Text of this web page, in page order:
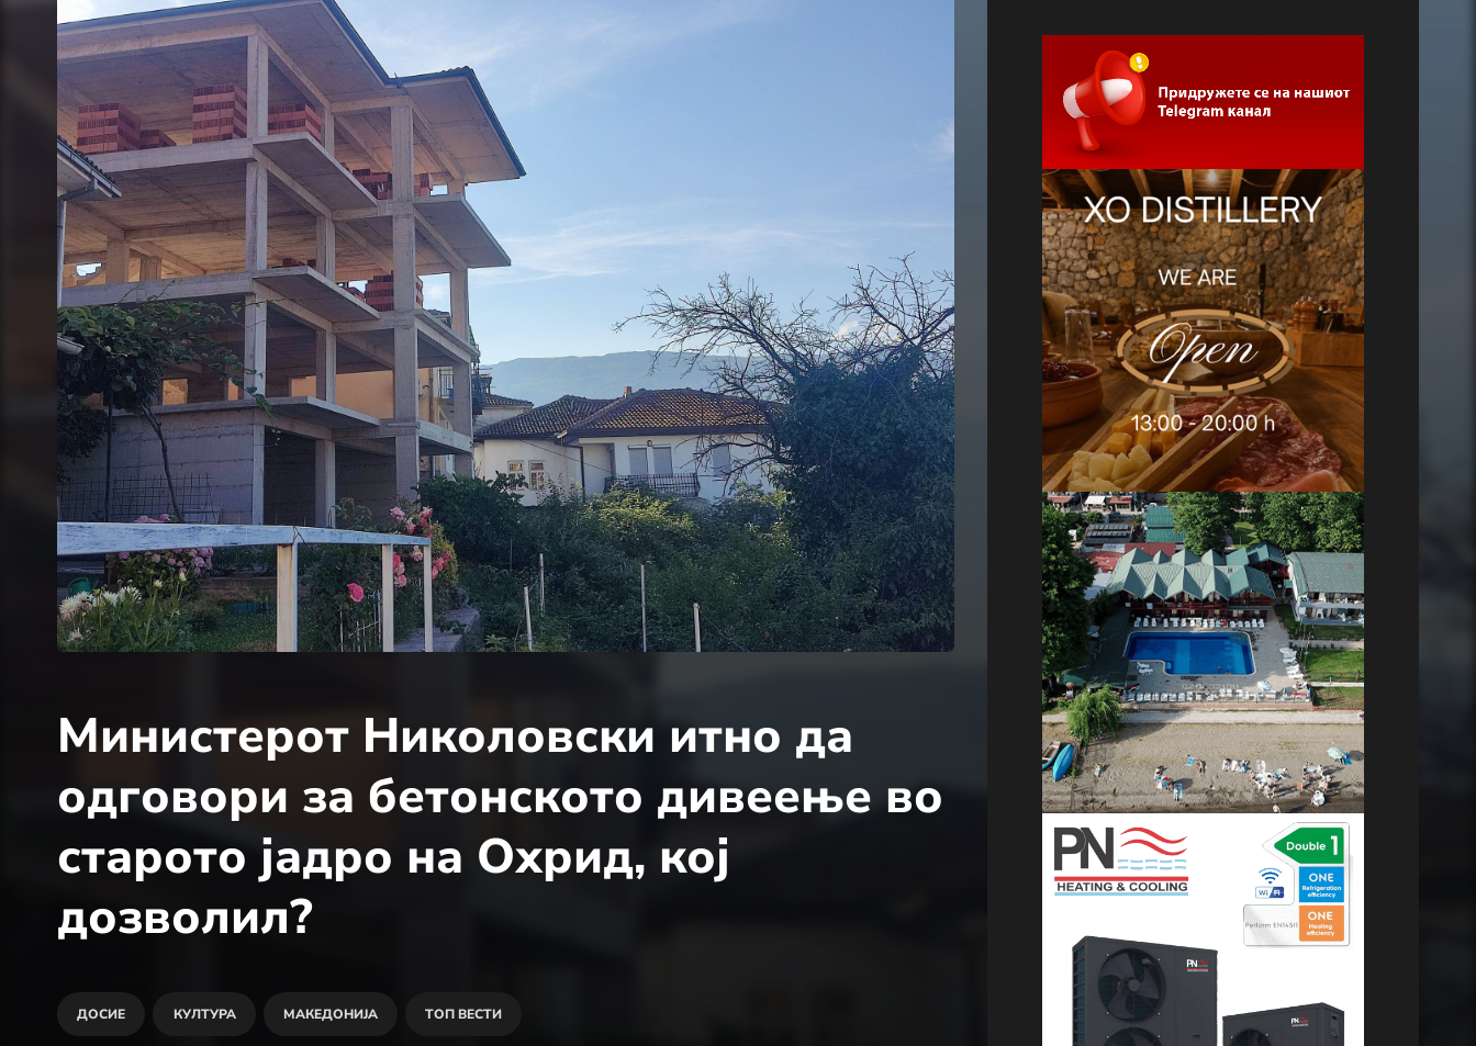
Министерот Николовски итно да
одговори за бетонското дивеење во
старото јадро на Охрид, кој
дозволил?
ДОСИЕ КУЛТУРА МАКЕДОНИЈА ТОП ВЕСТИ